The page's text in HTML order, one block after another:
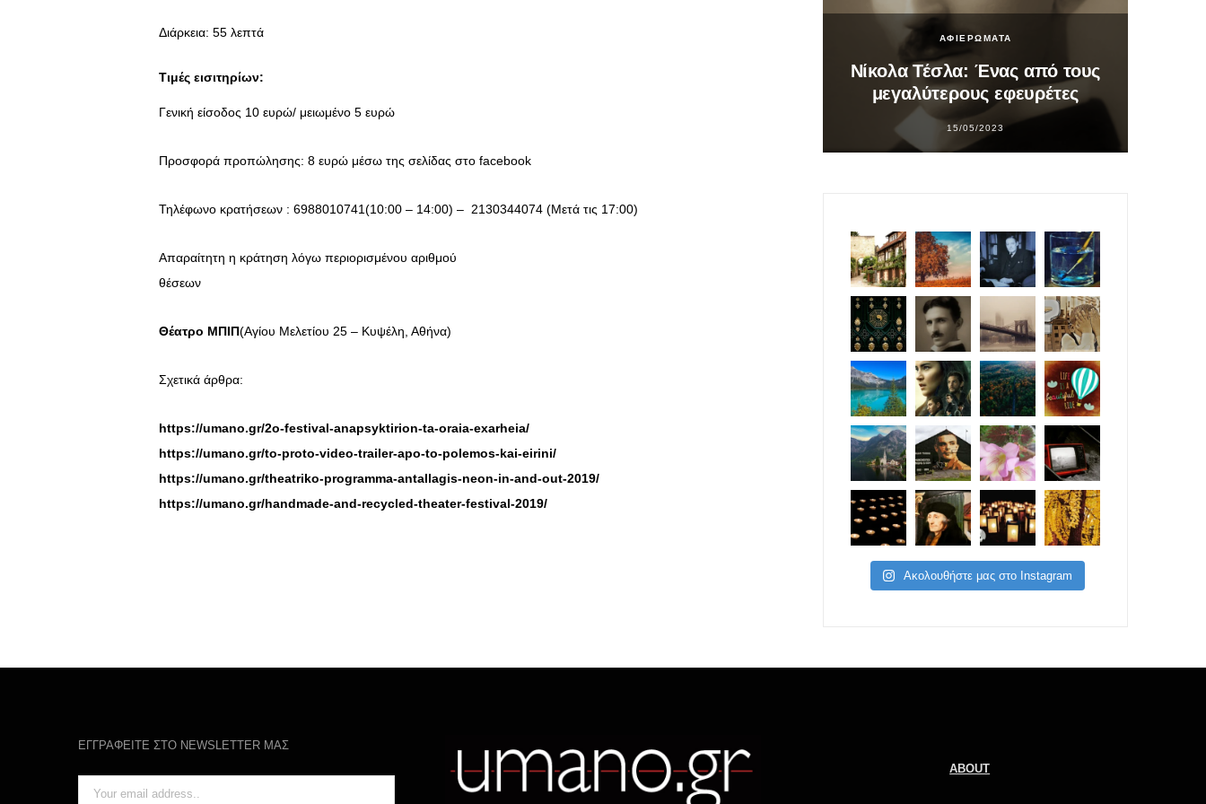
Διάρκεια: 55 λεπτά
Τιμές εισιτηρίων:
Γενική είσοδος 10 ευρώ/ μειωμένο 5 ευρώ
Προσφορά προπώλησης: 8 ευρώ μέσω της σελίδας στο facebook
Τηλέφωνο κρατήσεων : 6988010741(10:00 – 14:00) – 2130344074 (Μετά τις 17:00)
Απαραίτητη η κράτηση λόγω περιορισμένου αριθμού
θέσεων
Θέατρο ΜΠΙΠ(Αγίου Μελετίου 25 – Κυψέλη, Αθήνα)
Σχετικά άρθρα:
https://umano.gr/2o-festival-anapsyktirion-ta-oraia-exarheia/
https://umano.gr/to-proto-video-trailer-apo-to-polemos-kai-eirini/
https://umano.gr/theatriko-programma-antallagis-neon-in-and-out-2019/
https://umano.gr/handmade-and-recycled-theater-festival-2019/
ΑΦΙΕΡΩΜΑΤΑ
Νίκολα Τέσλα: Ένας από τους
μεγαλύτερους εφευρέτες
15/05/2023
Ακολουθήστε μας στο Instagram
ΕΓΓΡΑΦΕΙΤΕ ΣΤΟ NEWSLETTER ΜΑΣ
ABOUT